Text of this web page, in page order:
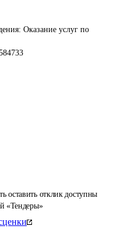
оставить отклик доступны
«Тендеры»
Оказание услуг по